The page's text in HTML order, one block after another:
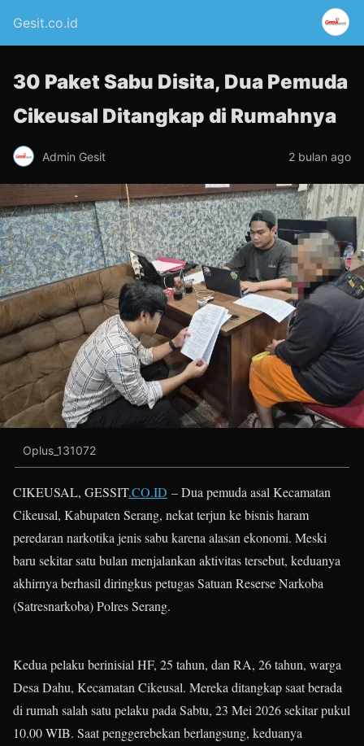
Gesit.co.id
30 Paket Sabu Disita, Dua Pemuda
Cikeusal Ditangkap di Rumahnya
Admin Gesit 2 bulan ago
Oplus_131072
CIKEUSAL, GESSIT.CO.ID – Dua pemuda asal Kecamatan
Cikeusal, Kabupaten Serang, nekat terjun ke bisnis haram
peredaran narkotika jenis sabu karena alasan ekonomi. Meski
baru sekitar satu bulan menjalankan aktivitas tersebut, keduanya
akhirnya berhasil diringkus petugas Satuan Reserse Narkoba
(Satresnarkoba) Polres Serang.
Kedua pelaku berinisial HF, 25 tahun, dan RA, 26 tahun, warga
Desa Dahu, Kecamatan Cikeusal. Mereka ditangkap saat berada
di rumah salah satu pelaku pada Sabtu, 23 Mei 2026 sekitar pukul
10.00 WIB. Saat penggerebekan berlangsung, keduanya